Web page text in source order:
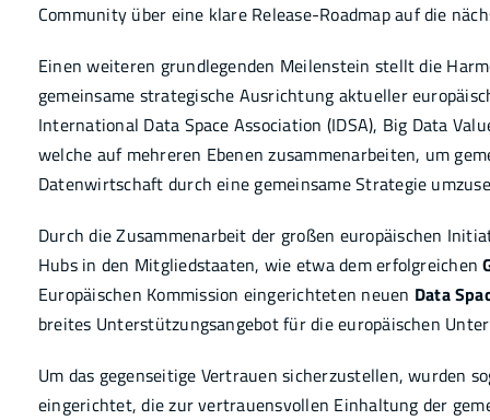
Community über eine klare Release-Roadmap auf die
Einen weiteren grundlegenden Meilenstein stellt die
gemeinsame strategische Ausrichtung aktueller
International Data Space Association (IDSA), Big Data
welche auf mehreren Ebenen zusammenarbeiten, um
Datenwirtschaft durch eine gemeinsame Strategie
Durch die Zusammenarbeit der großen europäischen
Hubs in den Mitgliedstaaten, wie etwa dem erfolgreichen
Europäischen Kommission eingerichteten neuen Data
breites Unterstützungsangebot für die europäischen
Um das gegenseitige Vertrauen sicherzustellen, wurden
eingerichtet, die zur vertrauensvollen Einhaltung der